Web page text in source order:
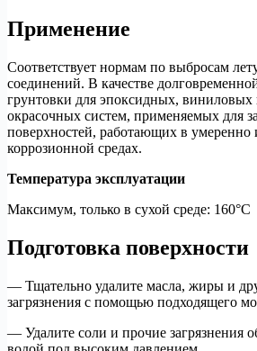
Применение
Соответствует нормам по выбросам
соединений. В качестве
грунтовки для эпоксидных,
окрасочных систем, применяемых для
поверхностей, работающих в умеренно
коррозионной средах.
Температура эксплуатации
Максимум, только в сухой среде: 160°C
Подготовка поверхности
— Тщательно удалите масла, жиры и
загрязнения с помощью подходящего
— Удалите соли и прочие загрязнения